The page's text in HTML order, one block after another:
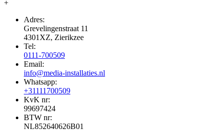
+
Adres:
Grevelingenstraat 11
4301XZ, Zierikzee
Tel:
0111-700509
Email:
info@media-installaties.nl
Whatsapp:
+31111700509
KvK nr:
99697424
BTW nr:
NL852640626B01